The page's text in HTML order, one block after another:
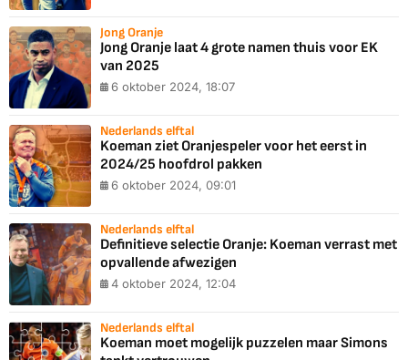
Jong Oranje
Jong Oranje laat 4 grote namen thuis voor EK
van 2025
6 oktober 2024, 18:07
Nederlands elftal
Koeman ziet Oranjespeler voor het eerst in
2024/25 hoofdrol pakken
6 oktober 2024, 09:01
Nederlands elftal
Definitieve selectie Oranje: Koeman verrast met
opvallende afwezigen
4 oktober 2024, 12:04
Nederlands elftal
Koeman moet mogelijk puzzelen maar Simons